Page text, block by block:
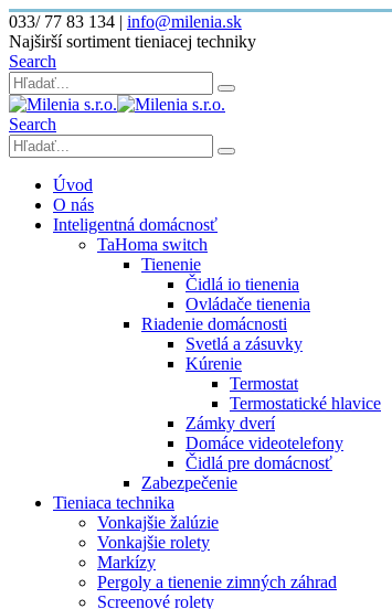
033/ 77 83 134 | info@milenia.sk
Najširší sortiment tieniacej techniky
Search
Search
Úvod
O nás
Inteligentná domácnosť
TaHoma switch
Tienenie
Čidlá io tienenia
Ovládače tienenia
Riadenie domácnosti
Svetlá a zásuvky
Kúrenie
Termostat
Termostatické hlavice
Zámky dverí
Domáce videotelefony
Čidlá pre domácnosť
Zabezpečenie
Tieniaca technika
Vonkajšie žalúzie
Vonkajšie rolety
Markízy
Pergoly a tienenie zimných záhrad
Screenové rolety